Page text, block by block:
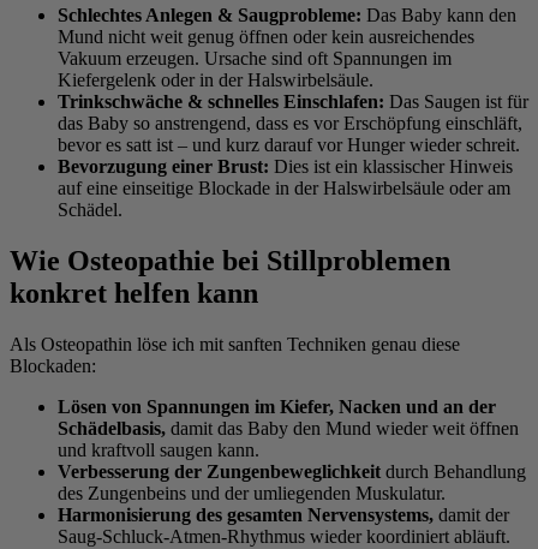
Schlechtes Anlegen & Saugprobleme: Das Baby kann den
Mund nicht weit genug öffnen oder kein ausreichendes
Vakuum erzeugen. Ursache sind oft Spannungen im
Kiefergelenk oder in der Halswirbelsäule.
Trinkschwäche & schnelles Einschlafen: Das Saugen ist für
das Baby so anstrengend, dass es vor Erschöpfung einschläft,
bevor es satt ist – und kurz darauf vor Hunger wieder schreit.
Bevorzugung einer Brust: Dies ist ein klassischer Hinweis
auf eine einseitige Blockade in der Halswirbelsäule oder am
Schädel.
Wie Osteopathie bei Stillproblemen
konkret helfen kann
Als Osteopathin löse ich mit sanften Techniken genau diese
Blockaden:
Lösen von Spannungen im Kiefer, Nacken und an der
Schädelbasis, damit das Baby den Mund wieder weit öffnen
und kraftvoll saugen kann.
Verbesserung der Zungenbeweglichkeit durch Behandlung
des Zungenbeins und der umliegenden Muskulatur.
Harmonisierung des gesamten Nervensystems, damit der
Saug-Schluck-Atmen-Rhythmus wieder koordiniert abläuft.